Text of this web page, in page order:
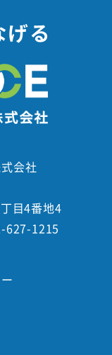
る
会社
目4番地4
627-1215